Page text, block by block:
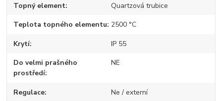
Topný element Quartzová trubice
Teplota topného elementu 2500 °C
Krytí IP 55
Do velmi prašného
prostředí
NE
Regulace Ne / externí